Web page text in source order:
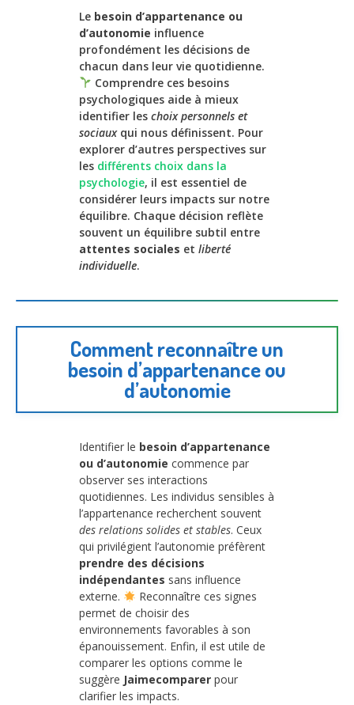
Le besoin d’appartenance ou
d’autonomie influence
profondément les décisions de
chacun dans leur vie quotidienne.
Comprendre ces besoins
psychologiques aide à mieux
identifier les choix personnels et
sociauxqui nous définissent. Pour
explorer d’autres perspectives sur
les différents choix dans la
psychologie, il est essentiel de
considérer leurs impacts sur notre
équilibre. Chaque décision reflète
souvent un équilibre subtil entre
attentes sociales et liberté
individuelle.
Comment reconnaître un
besoin d’appartenance ou
d’autonomie
Identifier le besoin d’appartenance
ou d’autonomie commence par
observer ses interactions
quotidiennes. Les individus sensibles à
l’appartenance recherchent souvent
des relations solides et stables. Ceux
qui privilégient l’autonomie préfèrent
prendre des décisions
indépendantes sans influence
externe.
Reconnaître ces signes
permet de choisir des
environnements favorables à son
épanouissement. Enfin, il est utile de
comparer les options comme le
suggère Jaimecomparer pour
clarifier les impacts.